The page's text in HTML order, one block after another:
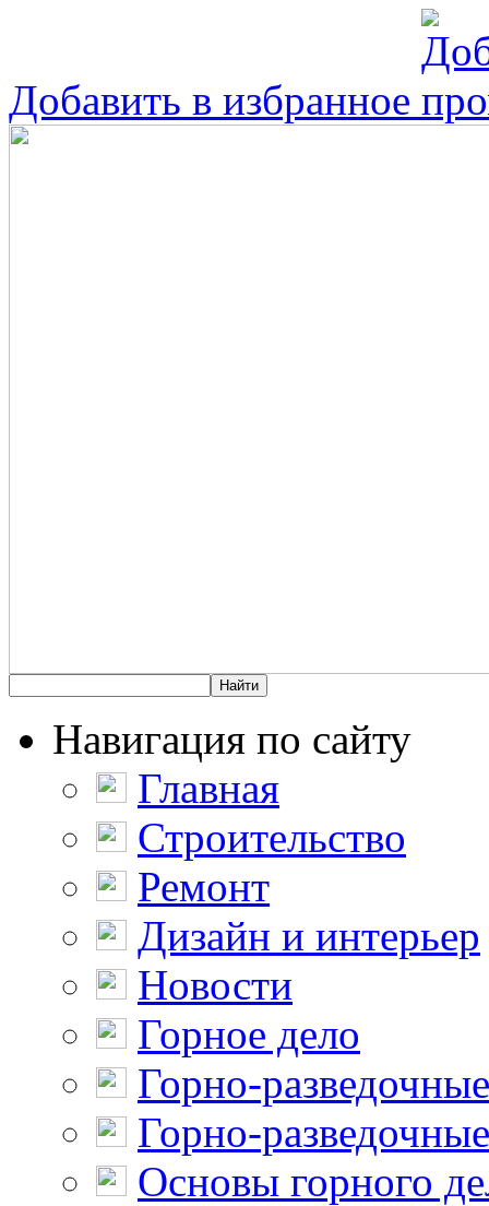
Добавить в избранное
Навигация по сайту
Главная
Строительство
Ремонт
Дизайн и интерьер
Новости
Горное дело
Горно-
Горно-
Основы горного